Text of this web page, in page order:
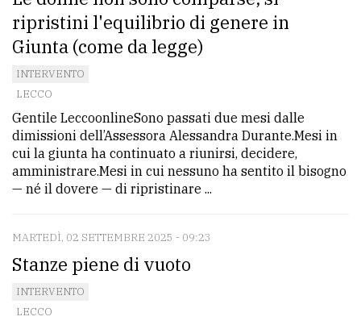
ripristini l'equilibrio di genere in
Giunta (come da legge)
INTERVENTO
LECCO
Gentile LeccoonlineSono passati due mesi dalle
dimissioni dell’Assessora Alessandra Durante.Mesi in
cui la giunta ha continuato a riunirsi, decidere,
amministrare.Mesi in cui nessuno ha sentito il bisogno
— né il dovere — di ripristinare ...
MARTEDÌ, 02 SETTEMBRE 2025 - 09:23
Stanze piene di vuoto
INTERVENTO
LECCO